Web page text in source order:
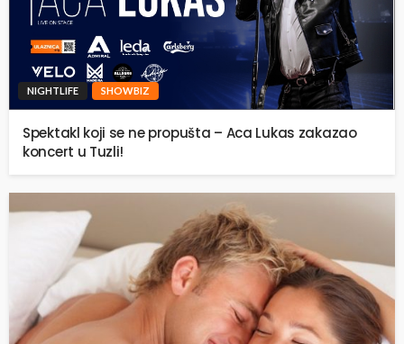
NIGHTLIFE SHOWBIZ
Spektakl koji se ne propušta – Aca Lukas zakazao
koncert u Tuzli!